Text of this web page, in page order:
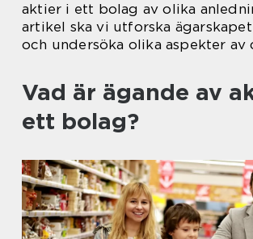
aktier i ett bolag av olika
artikel ska vi utforska
och undersöka olika aspekter av
Vad är ägande av
ett bolag?